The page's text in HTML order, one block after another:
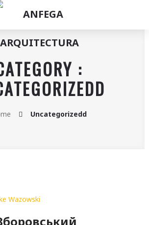
:
Uncategorizedd
Wazowski